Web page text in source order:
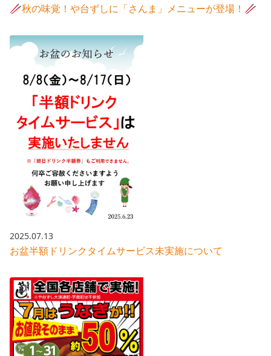
🥢秋の味覚！や台ずしに「さんま」メニューが登場！🥢
2025.07.13
お盆半額ドリンクタイムサービス未実施について